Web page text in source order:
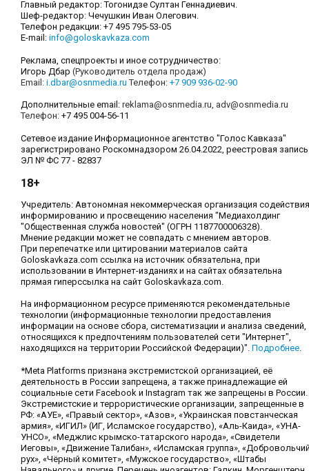
Главный редактор: Тогонидзе Султан Геннадиевич.
Шеф-редактор: Чечушкин Иван Олегович.
Телефон редакции: +7 495 795-53-05
E-mail: info@goloskavkaza.com
Реклама, спецпроекты и иное сотрудничество:
Игорь Дбар (Руководитель отдела продаж)
Email: i.dbar@osnmedia.ru Телефон: +7 909 936-02-90
Дополнительные email: reklama@osnmedia.ru, adv@osnmedia.ru
Телефон: +7 495 004-56-11
Сетевое издание Информационное агентство "Голос Кавказа"
зарегистрировано Роскомнадзором 26.04.2022, реестровая запись
ЭЛ № ФС 77 - 82837
18+
Учредитель: Автономная некоммерческая организация содействия
информированию и просвещению населения "Медиахолдинг
"Общественная служба новостей" (ОГРН 1187700006328).
Мнение редакции может не совпадать с мнением авторов.
При перепечатке или цитировании материалов сайта
Goloskavkaza.com ссылка на источник обязательна, при
использовании в Интернет-изданиях и на сайтах обязательна
прямая гиперссылка на сайт Goloskavkaza.com.
На информационном ресурсе применяются рекомендательные
технологии (информационные технологии предоставления
информации на основе сбора, систематизации и анализа сведений,
относящихся к предпочтениям пользователей сети "Интернет",
находящихся на территории Российской Федерации)". Подробнее.
*Meta Platforms признана экстремистской организацией, её
деятельность в России запрещена, а также принадлежащие ей
социальные сети Facebook и Instagram так же запрещены в России.
Экстремистские и террористические организации, запрещенные в
РФ: «АУЕ», «Правый сектор», «Азов», «Украинская повстанческая
армия», «ИГИЛ» (ИГ, Исламское государство), «Аль-Каида», «УНА-
УНСО», «Меджлис крымско-татарского народа», «Свидетели
Иеговы», «Движение Талибан», «Исламская группа»,
рух», «Чёрный комитет», «Мужское государство», «Штабы